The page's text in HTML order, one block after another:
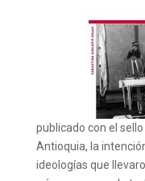
publicado con el
Antioquia, la
ideologías que